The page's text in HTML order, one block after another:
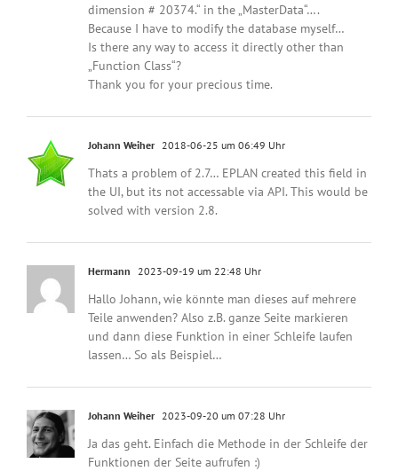
dimension # 20374.“ in the „MasterData“….
Because I have to modify the database myself…
Is there any way to access it directly other than
„Function Class“?
Thank you for your precious time.
Johann Weiher 2018-06-25 um 06:49 Uhr
Thats a problem of 2.7… EPLAN created this field in
the UI, but its not accessable via API. This would be
solved with version 2.8.
Hermann 2023-09-19 um 22:48 Uhr
Hallo Johann, wie könnte man dieses auf mehrere
Teile anwenden? Also z.B. ganze Seite markieren
und dann diese Funktion in einer Schleife laufen
lassen… So als Beispiel…
Johann Weiher 2023-09-20 um 07:28 Uhr
Ja das geht. Einfach die Methode in der Schleife der
Funktionen der Seite aufrufen :)